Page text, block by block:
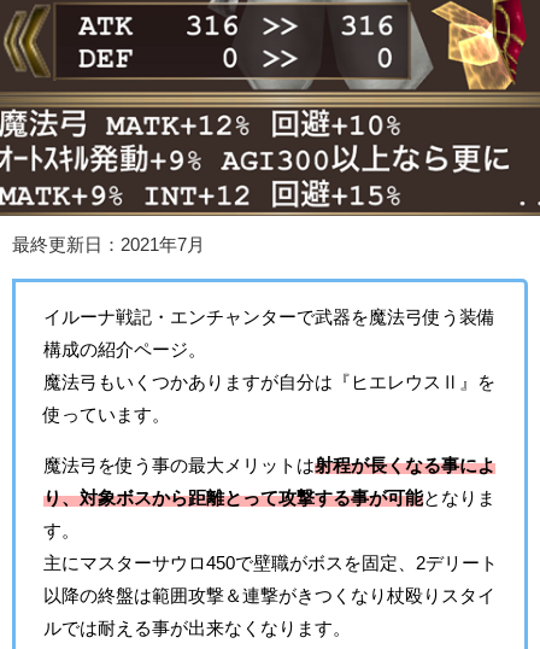
最終更新日：2021年7月
イルーナ戦記・エンチャンターで武器を魔法弓使う装備
構成の紹介ページ。
魔法弓もいくつかありますが自分は『ヒエレウスⅡ』を
使っています。
魔法弓を使う事の最大メリットは射程が長くなる事によ
り、対象ボスから距離とって攻撃する事が可能となりま
す。
主にマスターサウロ450で壁職がボスを固定、2デリート
以降の終盤は範囲攻撃＆連撃がきつくなり杖殴りスタイ
ルでは耐える事が出来なくなります。